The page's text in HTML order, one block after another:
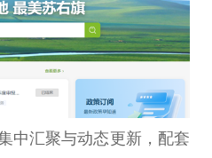
中汇聚与动态更新，配套